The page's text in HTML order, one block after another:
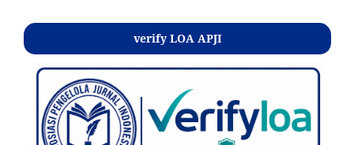
verify LOA APJI